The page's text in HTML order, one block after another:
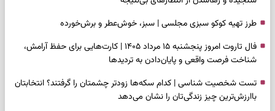
طرز تهیه کوکو سبزی مجلسی | سبز، خوش‌عطر و برش‌خورده
فال تاروت امروز پنجشنبه ۱۵ مرداد ۱۴۰۵ | کارت‌هایی برای حفظ آرامش،
شناخت فرصت واقعی و پایان‌دادن به تردیدها
تست شخصیت شناسی | کدام سکه‌ها زودتر چشمتان را گرفتند؟ انتخابتان
باارزش‌ترین چیز زندگی‌تان را نشان می‌دهد